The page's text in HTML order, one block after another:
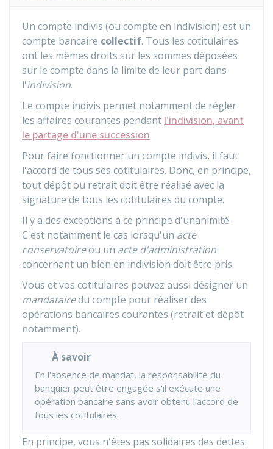
Un compte indivis (ou compte en indivision) est un
compte bancaire collectif. Tous les cotitulaires
ont les mêmes droits sur les sommes déposées
sur le compte dans la limite de leur part dans
l'indivision.
Le compte indivis permet notamment de régler
les affaires courantes pendant l'indivision, avant
le partage d'une succession.
Pour faire fonctionner un compte indivis, il faut
l'accord de tous ses cotitulaires. Donc, en principe,
tout dépôt ou retrait doit être réalisé avec la
signature de tous les cotitulaires du compte.
Il y a des exceptions à ce principe d'unanimité.
C'est notamment le cas lorsqu'un acte
conservatoireou un acte d'administration
concernant un bien en indivision doit être pris.
Vous et vos cotitulaires pouvez aussi désigner un
mandatairedu compte pour réaliser des
opérations bancaires courantes (retrait et dépôt
notamment).
À savoir
En l'absence de mandat, la responsabilité du
banquier peut être engagée s'il exécute une
opération bancaire sans avoir obtenu l'accord de
tous les cotitulaires.
En principe, vous n'êtes pas solidaires des dettes.